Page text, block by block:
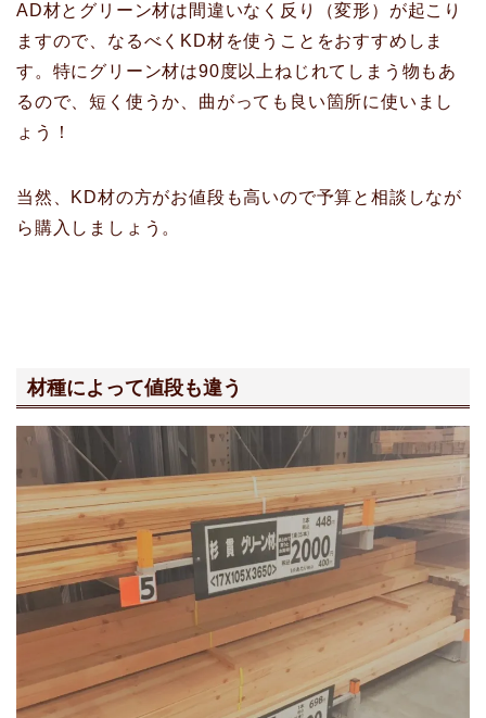
AD材とグリーン材は間違いなく反り（変形）が起こり
ますので、なるべくKD材を使うことをおすすめしま
す。特にグリーン材は90度以上ねじれてしまう物もあ
るので、短く使うか、曲がっても良い箇所に使いまし
ょう！
当然、KD材の方がお値段も高いので予算と相談しなが
ら購入しましょう。
材種によって値段も違う